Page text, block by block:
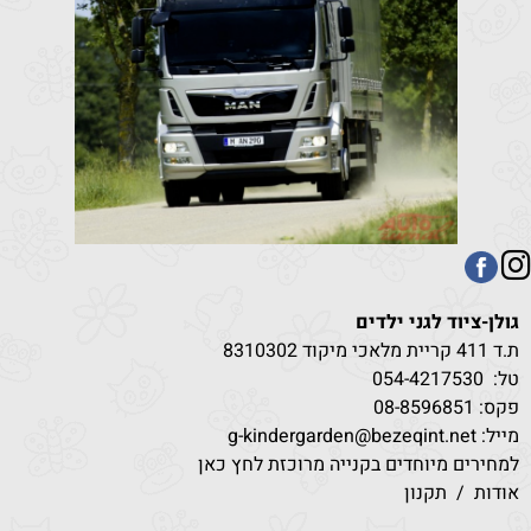
גולן-ציוד לגני ילדים
ת.ד 411 קריית מלאכי מיקוד 8310302
טל:
054-4217530
פקס: 08-8596851
מייל: g-kindergarden@bezeqint.net
למחירים מיוחדים בקנייה מרוכזת לחץ כאן
אודות / תקנון